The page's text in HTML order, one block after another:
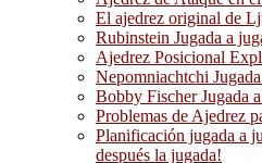
El ajedrez original de
Rubinstein Jugada a
Ajedrez Posicional
Nepomniachtchi
Bobby Fischer Jugada
Problemas de Ajedrez
Planificación jugada a
después la jugada!